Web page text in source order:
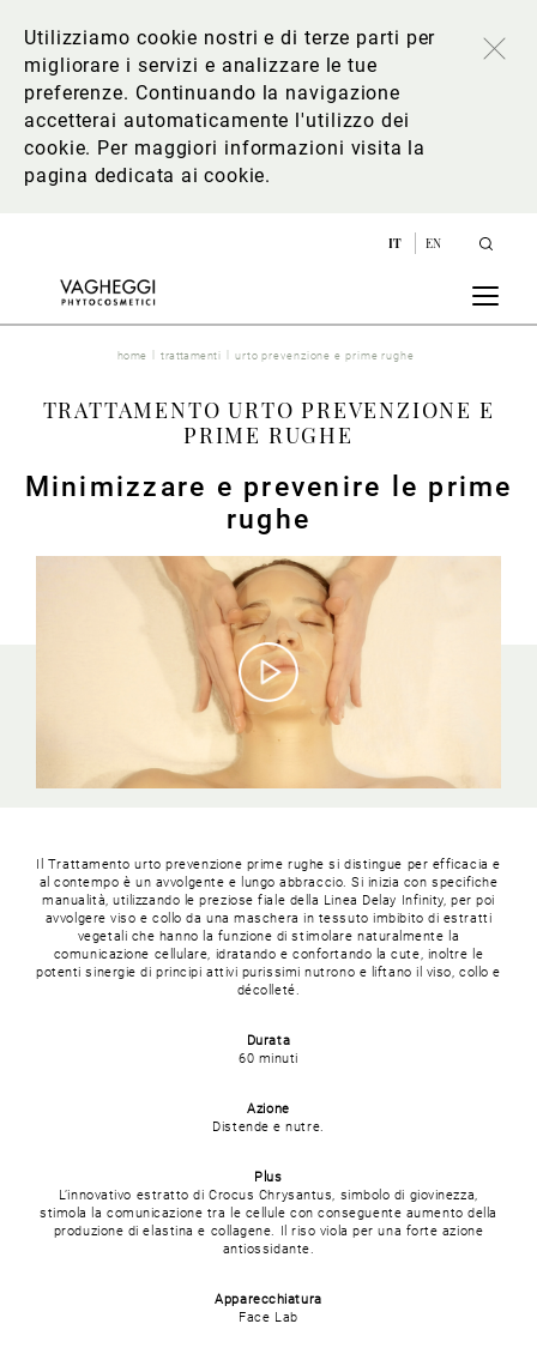
Utilizziamo cookie nostri e di terze parti per
migliorare i servizi e analizzare le tue
preferenze. Continuando la navigazione
accetterai automaticamente l'utilizzo dei
cookie. Per maggiori informazioni visita la
pagina dedicata ai cookie.
IT EN
home trattamenti urto prevenzione e prime rughe
TRATTAMENTO URTO PREVENZIONE E
PRIME RUGHE
Minimizzare e prevenire le prime
rughe
Il Trattamento urto prevenzione prime rughe si distingue per efficacia e
al contempo è un avvolgente e lungo abbraccio. Si inizia con specifiche
manualità, utilizzando le preziose fiale della Linea Delay Infinity, per poi
avvolgere viso e collo da una maschera in tessuto imbibito di estratti
vegetali che hanno la funzione di stimolare naturalmente la
comunicazione cellulare, idratando e confortando la cute, inoltre le
potenti sinergie di principi attivi purissimi nutrono e liftano il viso, collo e
décolleté.
Durata
60 minuti
Azione
Distende e nutre.
Plus
L’innovativo estratto di Crocus Chrysantus, simbolo di giovinezza,
stimola la comunicazione tra le cellule con conseguente aumento della
produzione di elastina e collagene. Il riso viola per una forte azione
antiossidante.
Apparecchiatura
Face Lab